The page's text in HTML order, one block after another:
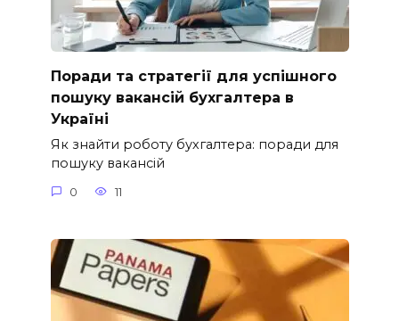
Поради та стратегії для успішного
пошуку вакансій бухгалтера в
Україні
Як знайти роботу бухгалтера: поради для
пошуку вакансій
0 11